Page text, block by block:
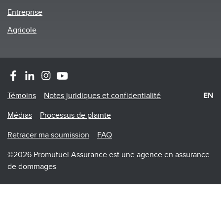
Entreprise
Agricole
Footer
Menu
Témoins
Notes juridiques et confidentialité
Médias
Processus de plainte
Retracer ma soumission
FAQ
EN
©2026 Promutuel Assurance est une agence en assurance
de dommages